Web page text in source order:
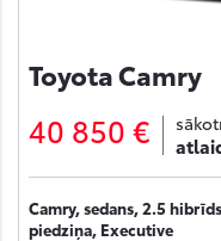
Toyota Camry
40 850 €
Camry, sedans, 2.5
piedziņa, Executive